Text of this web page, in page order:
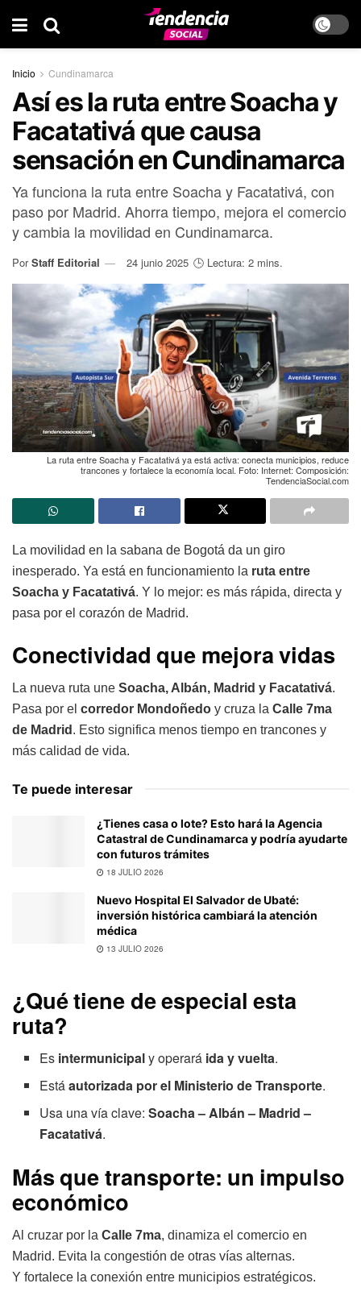
Inicio Cundinamarca
Así es la ruta entre Soacha y
Facatativá que causa
sensación en Cundinamarca
Ya funciona la ruta entre Soacha y Facatativá, con
paso por Madrid. Ahorra tiempo, mejora el comercio
y cambia la movilidad en Cundinamarca.
Por Staff Editorial 24 junio 2025 🕒 Lectura: 2 mins.
La ruta entre Soacha y Facatativá ya está activa: conecta municipios, reduce
trancones y fortalece la economía local. Foto: Internet: Composición:
TendenciaSocial.com
La movilidad en la sabana de Bogotá da un giro
inesperado. Ya está en funcionamiento la ruta entre
Soacha y Facatativá. Y lo mejor: es más rápida, directa y
pasa por el corazón de Madrid.
Conectividad que mejora vidas
La nueva ruta une Soacha, Albán, Madrid y Facatativá.
Pasa por el corredor Mondoñedo y cruza la Calle 7ma
de Madrid . Esto significa menos tiempo en trancones y
más calidad de vida.
Te puede interesar
¿Tienes casa o lote? Esto hará la Agencia
Catastral de Cundinamarca y podría ayudarte
con futuros trámites
18 JULIO 2026
Nuevo Hospital El Salvador de Ubaté:
inversión histórica cambiará la atención
médica
13 JULIO 2026
¿Qué tiene de especial esta
ruta?
Es intermunicipaly operará ida y vuelta.
Estáautorizada por el Ministerio de Transporte.
Usa una vía clave:Soacha – Albán – Madrid –
Facatativá.
Más que transporte: un impulso
económico
Al cruzar por la Calle 7ma, dinamiza el comercio en
Madrid. Evita la congestión de otras vías alternas.
Y fortalece la conexión entre municipios estratégicos.